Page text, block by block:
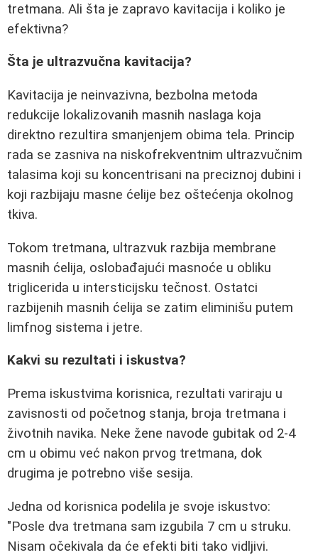
tretmana. Ali šta je zapravo kavitacija i koliko je
efektivna?
Šta je ultrazvučna kavitacija?
Kavitacija je neinvazivna, bezbolna metoda
redukcije lokalizovanih masnih naslaga koja
direktno rezultira smanjenjem obima tela. Princip
rada se zasniva na niskofrekventnim ultrazvučnim
talasima koji su koncentrisani na preciznoj dubini i
koji razbijaju masne ćelije bez oštećenja okolnog
tkiva.
Tokom tretmana, ultrazvuk razbija membrane
masnih ćelija, oslobađajući masnoće u obliku
triglicerida u intersticijsku tečnost. Ostatci
razbijenih masnih ćelija se zatim eliminišu putem
limfnog sistema i jetre.
Kakvi su rezultati i iskustva?
Prema iskustvima korisnica, rezultati variraju u
zavisnosti od početnog stanja, broja tretmana i
životnih navika. Neke žene navode gubitak od 2-4
cm u obimu već nakon prvog tretmana, dok
drugima je potrebno više sesija.
Jedna od korisnica podelila je svoje iskustvo:
"Posle dva tretmana sam izgubila 7 cm u struku.
Nisam očekivala da će efekti biti tako vidljivi.